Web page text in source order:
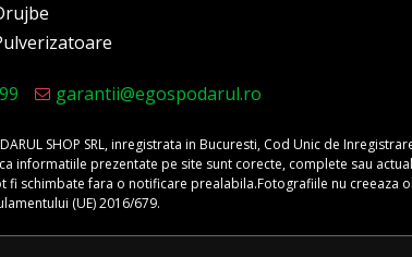
garantii@egospodarul.ro
SHOP SRL, inregistrata in Bucuresti, Cod Unic de
informatiile prezentate pe site sunt corecte, complete sau
fi schimbate fara o notificare prealabila.Fotografiile nu
(UE) 2016/679.